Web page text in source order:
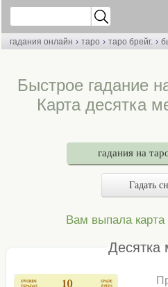
гадания онлайн › таро › таро брейг. ›
Быстрое гадание
Карта десятка
гадания на
Гадать
Вам выпала карта
Десятка